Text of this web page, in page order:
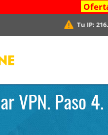
Tu IP:
VPN. Paso